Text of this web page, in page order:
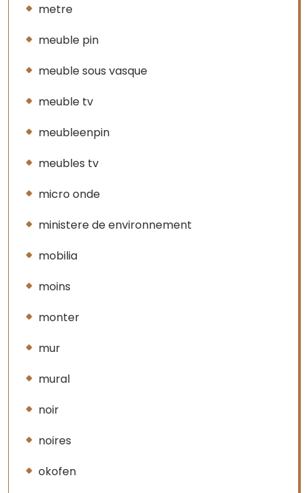
metre
meuble pin
meuble sous vasque
meuble tv
meubleenpin
meubles tv
micro onde
ministere de environnement
mobilia
moins
monter
mur
mural
noir
noires
okofen